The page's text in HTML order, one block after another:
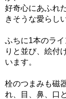
好奇心にあふれ
きそうな愛らし
ふちに1本のラ
りと並び、絵付
います。
栓のつまみも磁
れ、目、鼻、口